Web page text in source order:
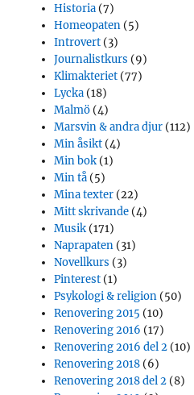
Historia (7)
Homeopaten (5)
Introvert (3)
Journalistkurs (9)
Klimakteriet (77)
Lycka (18)
Malmö (4)
Marsvin & andra djur (112)
Min åsikt (4)
Min bok (1)
Min tå (5)
Mina texter (22)
Mitt skrivande (4)
Musik (171)
Naprapaten (31)
Novellkurs (3)
Pinterest (1)
Psykologi & religion (50)
Renovering 2015 (10)
Renovering 2016 (17)
Renovering 2016 del 2 (10)
Renovering 2018 (6)
Renovering 2018 del 2 (8)